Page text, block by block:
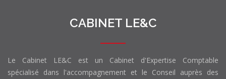
CABINET LE&C
Le Cabinet LE&C est un Cabinet d'Expertise Comptable
spécialisé dans l'accompagnement et le Conseil auprès des